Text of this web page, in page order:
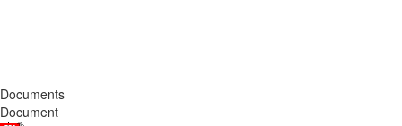
Documents
Document